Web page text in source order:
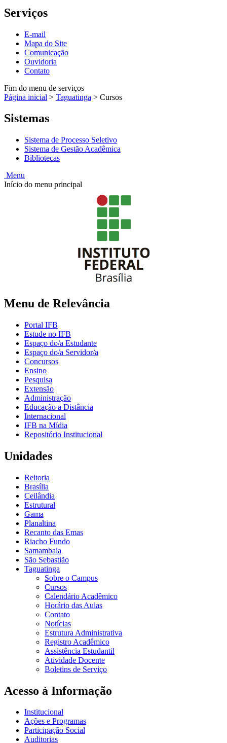
Serviços
E-mail
Mapa do Site
Comunicação
Ouvidoria
Contato
Fim do menu de serviços
Página inicial > Taguatinga > Cursos
Sistemas
Sistema de Processo Seletivo
Sistema de Gestão Acadêmica
Bibliotecas
Menu
Início do menu principal
Menu de Relevância
Portal IFB
Estude no IFB
Espaço do/a Estudante
Espaço do/a Servidor/a
Concursos
Ensino
Pesquisa
Extensão
Administração
Educação a Distância
Internacional
IFB na Mídia
Repositório Institucional
Unidades
Reitoria
Brasília
Ceilândia
Estrutural
Gama
Planaltina
Recanto das Emas
Riacho Fundo
Samambaia
São Sebastião
Taguatinga
Sobre o Campus
Cursos
Calendário Acadêmico
Horário das Aulas
Contato
Notícias
Estrutura Administrativa
Registro Acadêmico
Assistência Estudantil
Atividade Docente
Boletins de Serviço
Acesso à Informação
Institucional
Ações e Programas
Participação Social
Auditorias